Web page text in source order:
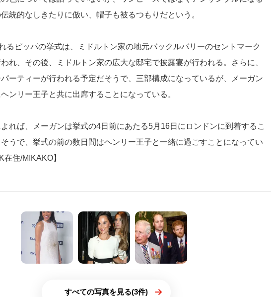
統的なしきたりに倣い、帽子も被るつもりだという。
るピッパの挙式は、ミドルトン家の地元バックルバリーのセントマーク
れ、その後、ミドルトン家の広大な邸宅で披露宴が行われる。さらに、
ーティーが行われる予定だそうで、三部構成になっているが、メーガン
ンリー王子と共に出席することになっている。
れば、メーガンは挙式の4日前にあたる5月16日にロンドンに到着するこ
うで、挙式の前の数日間はヘンリー王子と一緒に過ごすことになってい
住/MIKAKO】
すべての写真を見る(3件)